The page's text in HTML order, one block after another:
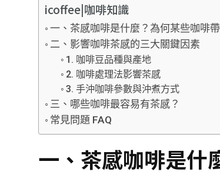
icoffee|咖啡知識
一、茶感咖啡是什麼？為何某些咖啡
二、影響咖啡茶感的三大關鍵因素
1. 咖啡豆品種與產地
2. 咖啡處理法影響茶感
3. 手沖咖啡參數與沖煮方式
三、哪些咖啡最容易有茶感？
常見問題 FAQ
一、茶感咖啡是什